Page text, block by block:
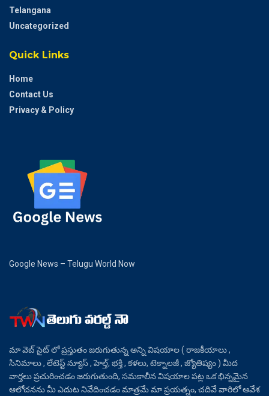
Telangana
Uncategorized
Quick Links
Home
Contact Us
Privacy & Policy
Google News – Telugu World Now
మా వెబ్ సైట్ లో ప్రస్తుతం జరుగుతున్న అన్ని విషయాల ( రాజకీయాలు ,
సినిమాలు , లేటెస్ట్ న్యూస్ , హెల్త్, భక్తి , కళలు, టెక్నాలజీ , జ్యోతిష్యం ) మీద
వార్తలు ప్రచురించడం జరుగుతుంది, సమకాలీన విషయాల పట్ల ఒక భిన్నమైన
ఆలోచనను మీ ఎదుట నివేదించడం మాత్రమే మా ప్రయత్నం, చదివే వారిలో ఆవేశ